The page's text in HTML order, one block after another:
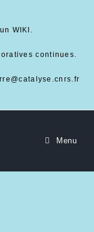
WIKI.
continues.
Menu